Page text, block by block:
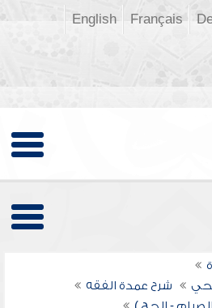
Français
English
شرح عمدة الفقه